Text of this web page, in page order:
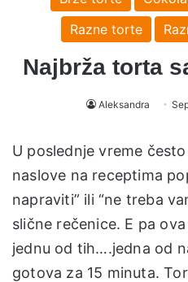
Razne torte
Najbrža torta
Aleksandra
U poslednje vreme
naslove na receptima
napraviti” ili “ne treba
slične rečenice. E pa
jednu od tih….jedna od
gotova za 15 minuta.